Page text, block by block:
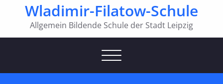
Wladimir-Filatow-Schule
Allgemein Bildende Schule der Stadt Leipzig
Schalte Navigation